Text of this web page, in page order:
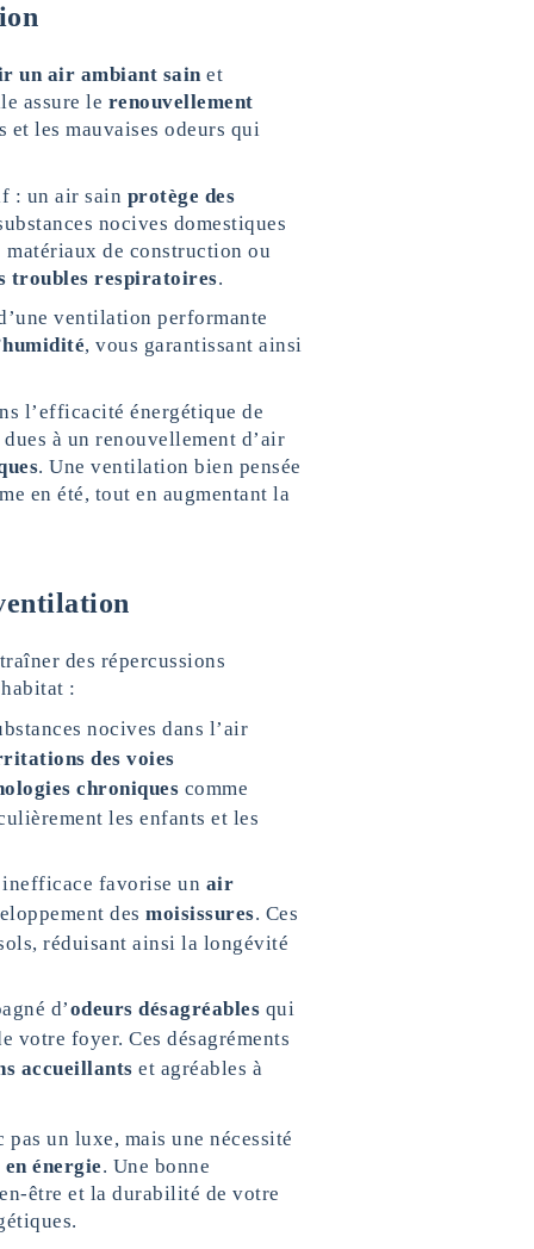
un air ambiant sainet
assure le renouvellement
les mauvaises odeurs qui
: un air sain protège des
nocives domestiques
matériaux de construction ou
troubles respiratoires.
ventilation performante
, vous garantissant ainsi
l’efficacité énergétique de
à un renouvellement d’air
. Une ventilation bien pensée
en été, tout en augmentant la
des répercussions
:
nocives dans l’air
des voies
chroniques comme
les enfants et les
favorise un air
des moisissures. Ces
réduisant ainsi la longévité
d’odeurs désagréables qui
votre foyer. Ces désagréments
accueillants et agréables à
pas un luxe, mais une nécessité
énergie. Une bonne
être et la durabilité de votre